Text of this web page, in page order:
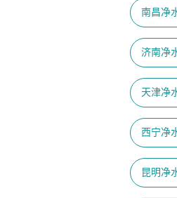
南昌净
济南净
天津净
西宁净
昆明净